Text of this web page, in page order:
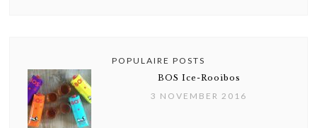
POPULAIRE POSTS
BOS Ice-Rooibos
3 NOVEMBER 2016